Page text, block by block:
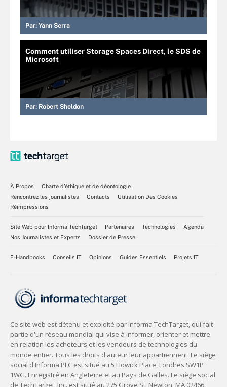
Par: Yann Serra
Comment utiliser Storage Spaces Direct, le SDS de
Microsoft
Par: Robert Sheldon
À Propos
Charte d’éthique et de déontologie
Rencontrez les journalistes
Contacts
Utilisation Des Cookies
Réimpressions
Site Web pour Informa TechTarget Partenaires Technologies
Agenda
Nos Journalistes et Experts
Dossier de Presse
E-Handbooks Conseils IT Opinions Guides Essentiels Projets IT